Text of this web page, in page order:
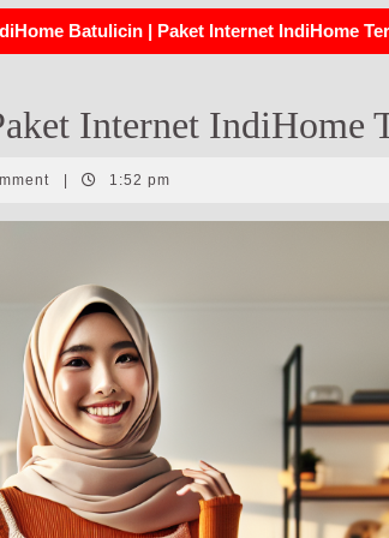
Batulicin | Paket Internet IndiHome
Internet IndiHome
1:52 pm